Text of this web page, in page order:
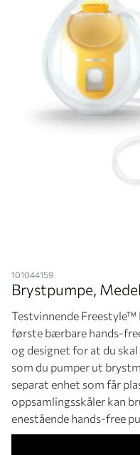
101044159
Brystpumpe,
Testvinnende Freestyle™
første bærbare hands-
og designet for at du
som du pumper ut
separat enhet som får
oppsamlingsskåler kan
enestående hands-free